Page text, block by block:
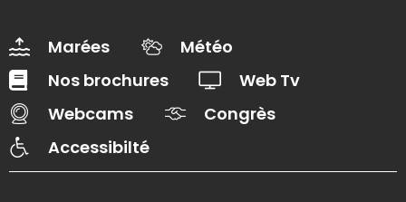
Marées
Météo
Nos brochures
Web Tv
Webcams
Congrès
Accessibilté